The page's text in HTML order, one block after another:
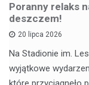
Poranny relaks
deszczem!
20 lipca 2026
Na Stadionie im.
wyjątkowe